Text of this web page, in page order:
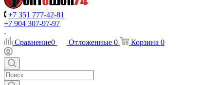
+7 351 777-42-81
+7 904 307-97-97
Сравнение0 Отложенные 0 Корзина 0